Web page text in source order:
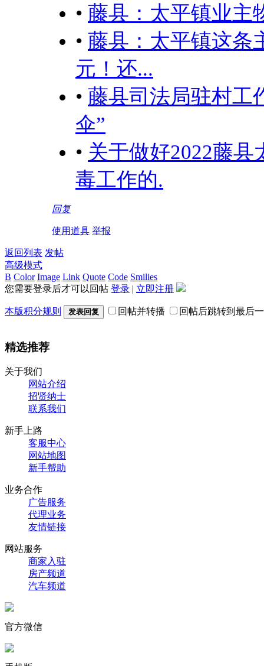
• 藤县：太平镇业主
• 藤县：太平镇这条
元！还...
• 藤县司法局驻村工
伞”
• 关于做好2022藤
毒工作的.
回复
使用道具 举报
返回列表 发帖
高级模式
B Color Image Link Quote Code Smilies
您需要登录后才可以回帖 登录 | 立即注册
本版积分规则 发表回复 回帖并转播 回帖后跳转到最后
精选推荐
关于我们
网站介绍
招贤纳士
联系我们
新手上路
客服中心
网站地图
新手帮助
业务合作
广告服务
代理业务
友情链接
网站服务
商家入驻
房产频道
汽车频道
官方微信